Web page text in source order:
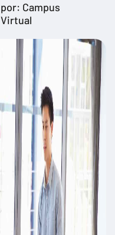
por: Campus
Virtual